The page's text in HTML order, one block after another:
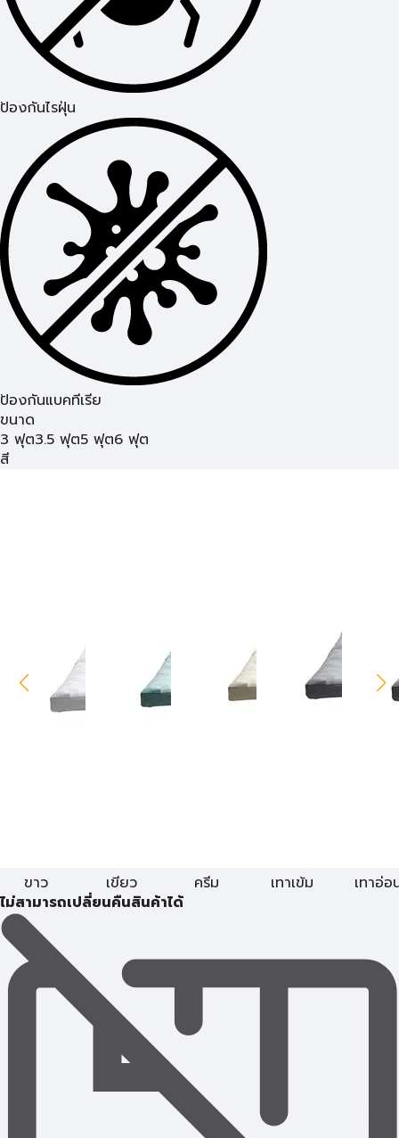
ป้องกันไรฝุ่น
ป้องกันแบคทีเรีย
ขนาด
3 ฟุต3.5 ฟุต5 ฟุต6 ฟุต
สี
ขาว เขียว ครีม เทาเข้ม
เทาอ่อ
ไม่สามารถเปลี่ยนคืนสินค้าได้